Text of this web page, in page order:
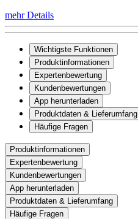
mehr Details
Wichtigste Funktionen
Produktinformationen
Expertenbewertung
Kundenbewertungen
App herunterladen
Produktdaten & Lieferumfang
Häufige Fragen
Produktinformationen
Expertenbewertung
Kundenbewertungen
App herunterladen
Produktdaten & Lieferumfang
Häufige Fragen